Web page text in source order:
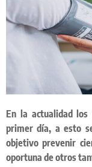
En la actualidad los
primer día, a esto
objetivo prevenir
oportuna de otros